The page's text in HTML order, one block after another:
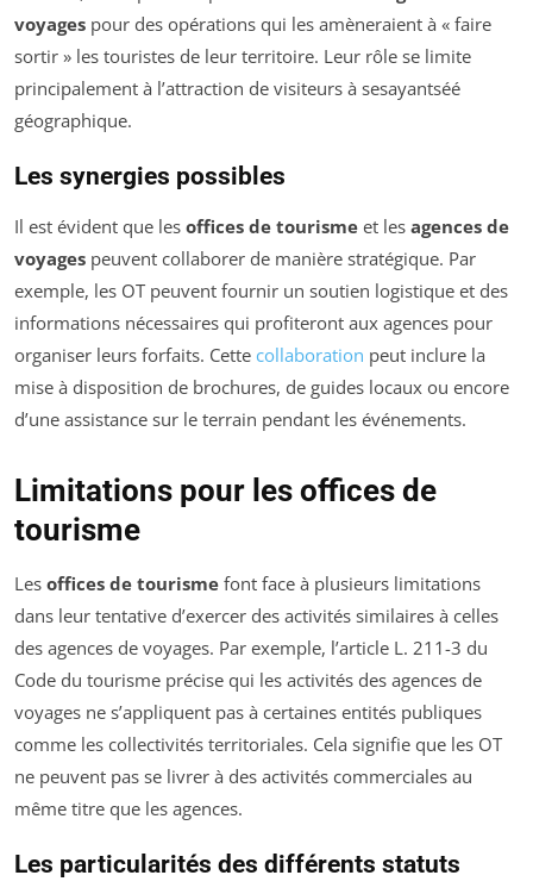
voyages pour des opérations qui les amèneraient à « faire
sortir » les touristes de leur territoire. Leur rôle se limite
principalement à l’attraction de visiteurs à sesayantséé
géographique.
Les synergies possibles
Il est évident que les offices de tourisme et les agences de
voyages peuvent collaborer de manière stratégique. Par
exemple, les OT peuvent fournir un soutien logistique et des
informations nécessaires qui profiteront aux agences pour
organiser leurs forfaits. Cette collaboration peut inclure la
mise à disposition de brochures, de guides locaux ou encore
d’une assistance sur le terrain pendant les événements.
Limitations pour les offices de
tourisme
Les offices de tourisme font face à plusieurs limitations
dans leur tentative d’exercer des activités similaires à celles
des agences de voyages. Par exemple, l’article L. 211-3 du
Code du tourisme précise qui les activités des agences de
voyages ne s’appliquent pas à certaines entités publiques
comme les collectivités territoriales. Cela signifie que les OT
ne peuvent pas se livrer à des activités commerciales au
même titre que les agences.
Les particularités des différents statuts